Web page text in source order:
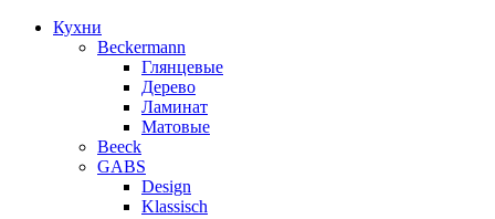
Кухни
Beckermann
Глянцевые
Дерево
Ламинат
Матовые
Beeck
GABS
Design
Klassisch